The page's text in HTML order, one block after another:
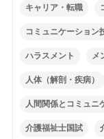
キャリア・転職
コミュニケーション
ハラスメント メ
人体（解剖・疾病）
人間関係とコミュニ
介護福祉士国試